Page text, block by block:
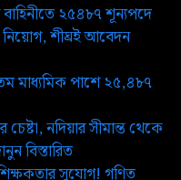
২৫৪৮৭ শূন্যপদে
শীঘ্রই আবেদন
মাধ্যমিক পাশে ২৫,৪৮৭
নদিয়ার সীমান্ত থেকে
বিস্তারিত
সুযোগ! গণিত